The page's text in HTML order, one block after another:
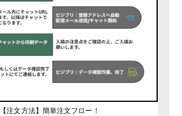
【注文方法】簡単注文フロー！